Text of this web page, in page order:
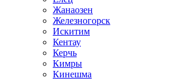
Жанаозен
Железногорск
Искитим
Кентау
Керчь
Кимры
Кинешма